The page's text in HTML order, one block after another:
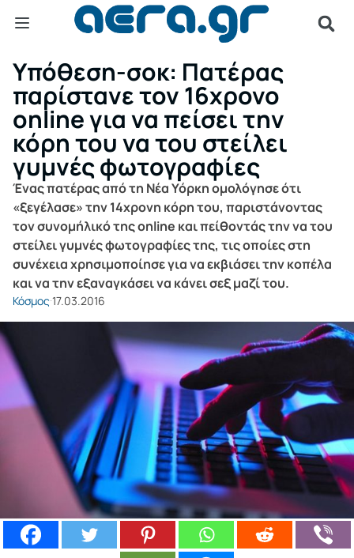
Υπόθεση-σοκ: Πατέρας
παρίστανε τον 16χρονο
online για να πείσει την
κόρη του να του στείλει
γυμνές φωτογραφίες
Ένας πατέρας από τη Νέα Υόρκη ομολόγησε ότι
«ξεγέλασε» την 14χρονη κόρη του, παριστάνοντας
τον συνομήλικό της online και πείθοντάς την να του
στείλει γυμνές φωτογραφίες της, τις οποίες στη
συνέχεια χρησιμοποίησε για να εκβιάσει την κοπέλα
και να την εξαναγκάσει να κάνει σεξ μαζί του.
Κόσμος 17.03.2016